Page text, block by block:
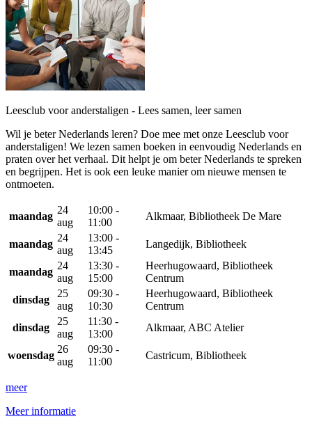
Leesclub voor anderstaligen - Lees samen, leer samen
Wil je beter Nederlands leren? Doe mee met onze Leesclub voor
anderstaligen! We lezen samen boeken in eenvoudig Nederlands en
praten over het verhaal. Dit helpt je om beter Nederlands te spreken
en begrijpen. Het is ook een leuke manier om nieuwe mensen te
ontmoeten.
maandag
24
aug
10:00 -
11:00
Alkmaar, Bibliotheek De Mare
maandag
24
aug
13:00 -
13:45
Langedijk, Bibliotheek
maandag
24
aug
13:30 -
15:00
Heerhugowaard, Bibliotheek
Centrum
dinsdag
25
aug
09:30 -
10:30
Heerhugowaard, Bibliotheek
Centrum
dinsdag
25
aug
11:30 -
13:00
Alkmaar, ABC Atelier
woensdag
26
aug
09:30 -
11:00
Castricum, Bibliotheek
meer
Meer informatie